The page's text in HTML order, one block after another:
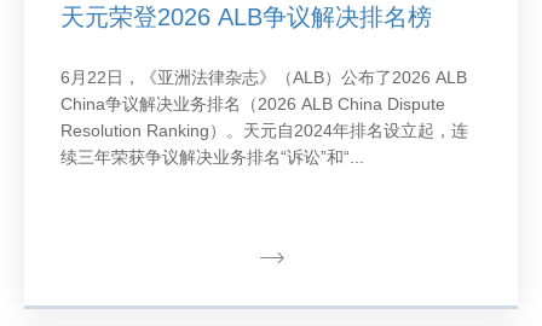
天元荣登2026 ALB争议解决排名榜
6月22日，《亚洲法律杂志》（ALB）公布了2026 ALB
China争议解决业务排名（2026 ALB China Dispute
Resolution Ranking）。天元自2024年排名设立起，连
续三年荣获争议解决业务排名“诉讼”和“...